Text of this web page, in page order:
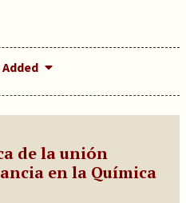
de la unión
en la Química